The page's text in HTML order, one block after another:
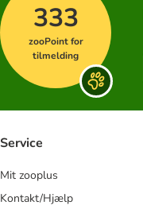
333
zooPoint for
tilmelding
Service
Mit zooplus
Kontakt/Hjælp